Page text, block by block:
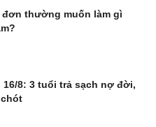
đơn thường muốn làm gì
16/8: 3 tuổi trả sạch nợ đời,